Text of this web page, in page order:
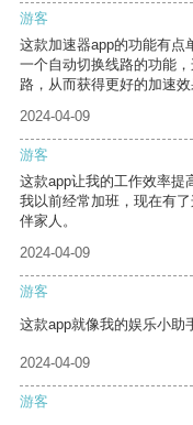
游客
这款加速器app的功能有点
一个自动切换线路的功能
路，从而获得更好的加速效
2024-04-09
游客
这款app让我的工作效率提
我以前经常加班，现在有
伴家人。
2024-04-09
游客
这款app就像我的娱乐小助
2024-04-09
游客